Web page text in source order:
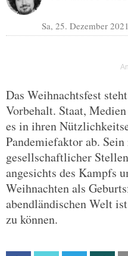
Sa, 25. Dezember 2021
Das Weihnachtsfest
Vorbehalt. Staat,
es in ihren
Pandemiefaktor ab.
gesellschaftlicher
angesichts des Kampfs
Weihnachten als
abendländischen Welt
zu können.